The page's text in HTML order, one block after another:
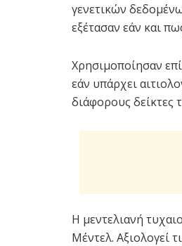
γενετικών
εξέτασαν εάν και
Χρησιμοποίησαν
εάν υπάρχει
διάφορους δείκτες
Η μεντελιανή
Μέντελ. Αξιολογεί